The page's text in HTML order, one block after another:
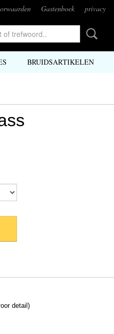
Gastenboek privacy
BRUIDSARTIKELEN
detail)